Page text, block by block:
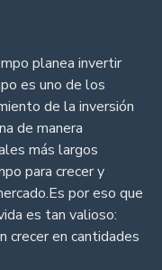
planea invertir
es uno de los
de la inversión
de manera
más largos
para crecer y
por eso que
es tan valioso:
crecer en cantidades